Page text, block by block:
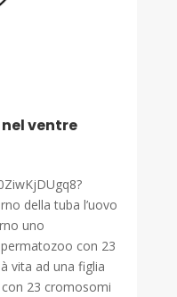
ventre
della tuba l’uovo
uno
con 23
vita ad una figlia
23 cromosomi